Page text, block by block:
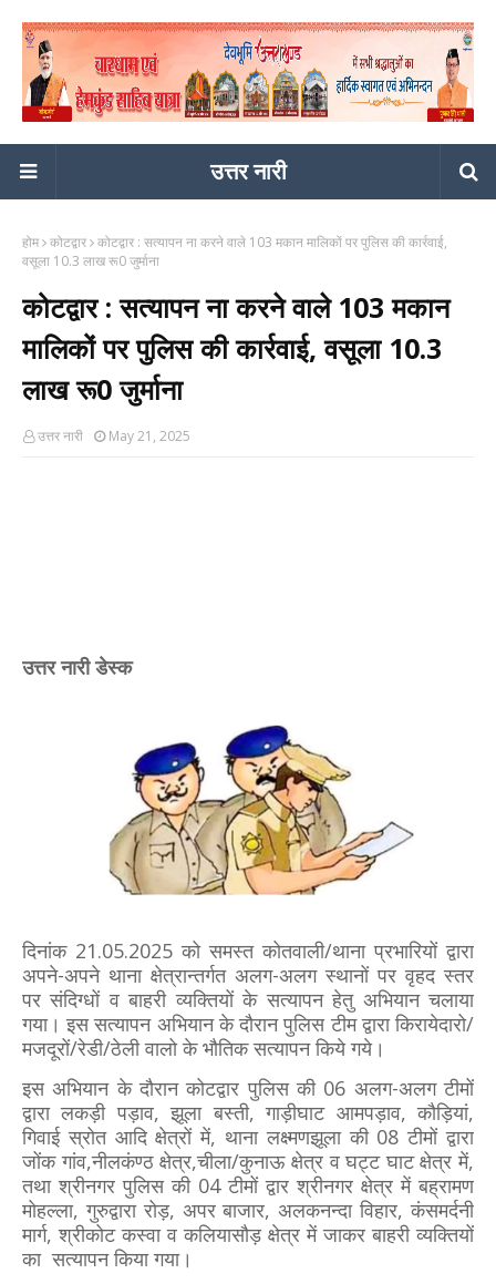
उत्तर नारी
होम कोटद्वार कोटद्वार : सत्यापन ना करने वाले 103 मकान मालिकों पर पुलिस की कार्रवाई,
वसूला 10.3 लाख रू0 जुर्माना
कोटद्वार : सत्यापन ना करने वाले 103 मकान
मालिकों पर पुलिस की कार्रवाई, वसूला 10.3
लाख रू0 जुर्माना
उत्तर नारी May 21, 2025
उत्तर नारी डेस्क
दिनांक 21.05.2025 को समस्त कोतवाली/थाना प्रभारियों द्वारा
अपने-अपने थाना क्षेत्रान्तर्गत अलग-अलग स्थानों पर वृहद स्तर
पर संदिग्धों व बाहरी व्यक्तियों के सत्यापन हेतु अभियान चलाया
गया। इस सत्यापन अभियान के दौरान पुलिस टीम द्वारा किरायेदारो/
मजदूरों/रेडी/ठेली वालो के भौतिक सत्यापन किये गये।
इस अभियान के दौरान कोटद्वार पुलिस की 06 अलग-अलग टीमों
द्वारा लकड़ी पड़ाव, झूला बस्ती, गाड़ीघाट आमपड़ाव, कौड़ियां,
गिवाई स्रोत आदि क्षेत्रों में, थाना लक्ष्मणझूला की 08 टीमों द्वारा
जोंक गांव,नीलकंण्ठ क्षेत्र,चीला/कुनाऊ क्षेत्र व घट्ट घाट क्षेत्र में,
तथा श्रीनगर पुलिस की 04 टीमों द्वार श्रीनगर क्षेत्र में बह्रामण
मोहल्ला, गुरुद्वारा रोड़, अपर बाजार, अलकनन्दा विहार, कंसमर्दनी
मार्ग, श्रीकोट कस्वा व कलियासौड़ क्षेत्र में जाकर बाहरी व्यक्तियों
का सत्यापन किया गया।